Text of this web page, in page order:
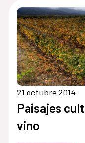
21 octubre 2014
Paisajes
vino